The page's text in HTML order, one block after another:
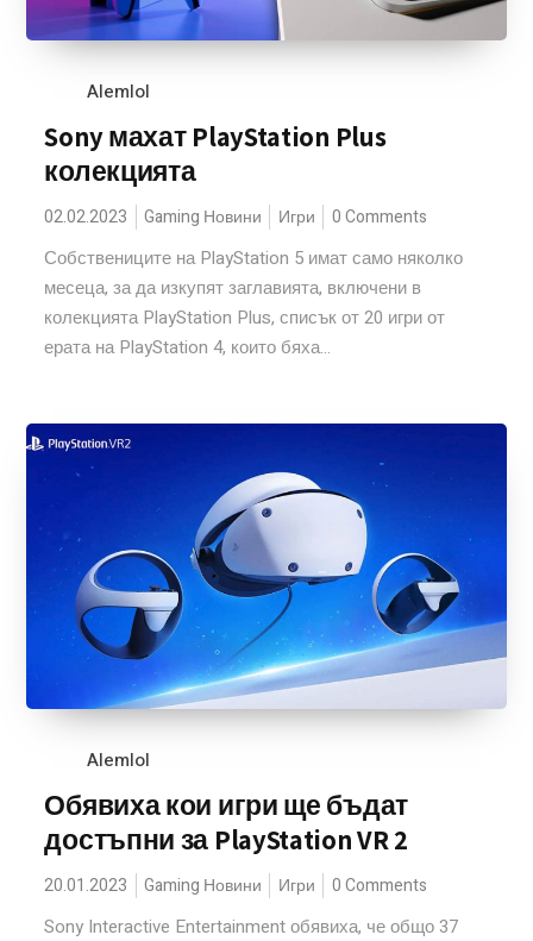
Alemlol
Sony махат PlayStation Plus
колекцията
02.02.2023 Gaming Новини Игри 0 Comments
Собствениците на PlayStation 5 имат само няколко
месеца, за да изкупят заглавията, включени в
колекцията PlayStation Plus, списък от 20 игри от
ерата на PlayStation 4, които бяха...
Alemlol
Обявиха кои игри ще бъдат
достъпни за PlayStation VR 2
20.01.2023 Gaming Новини Игри 0 Comments
Sony Interactive Entertainment обявиха, че общо 37